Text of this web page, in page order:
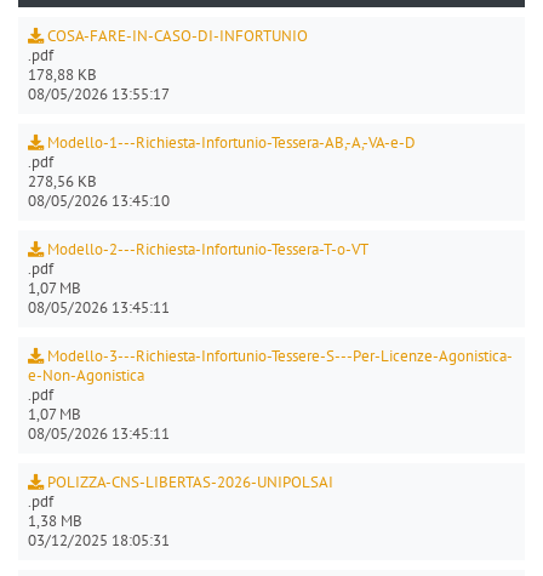
COSA-FARE-IN-CASO-DI-INFORTUNIO
.pdf
178,88 KB
08/05/2026 13:55:17
Modello-1---Richiesta-Infortunio-Tessera-AB,-A,-VA-e-D
.pdf
278,56 KB
08/05/2026 13:45:10
Modello-2---Richiesta-Infortunio-Tessera-T-o-VT
.pdf
1,07 MB
08/05/2026 13:45:11
Modello-3---Richiesta-Infortunio-Tessere-S---Per-Licenze-Agonistica-
e-Non-Agonistica
.pdf
1,07 MB
08/05/2026 13:45:11
POLIZZA-CNS-LIBERTAS-2026-UNIPOLSAI
.pdf
1,38 MB
03/12/2025 18:05:31